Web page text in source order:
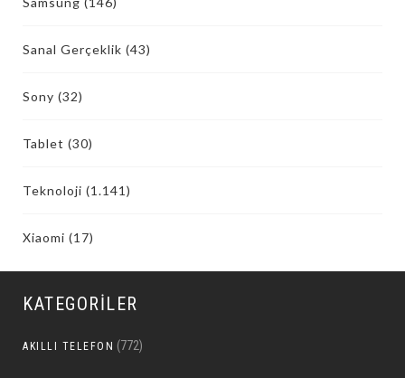
Sanal Gerçeklik (43)
Sony (32)
Tablet (30)
Teknoloji (1.141)
Xiaomi (17)
KATEGORILER
AKILLI TELEFON (772)